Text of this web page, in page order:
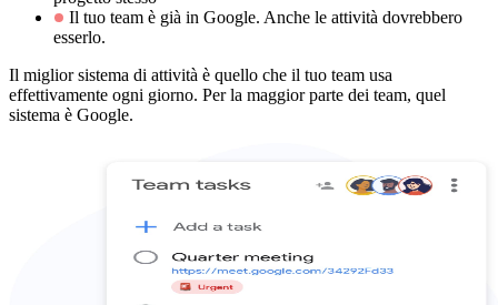
Il tuo team è già in Google. Anche le attività dovrebbero
esserlo.
Il miglior sistema di attività è quello che il tuo team usa
effettivamente ogni giorno. Per la maggior parte dei team, quel
sistema è Google.